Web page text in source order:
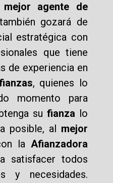
agente de
gozará de
estratégica con
que tiene
de experiencia en
, quienes lo
momento para
su fianza lo
posible, al mejor
la Afianzadora
satisfacer todos
y necesidades.